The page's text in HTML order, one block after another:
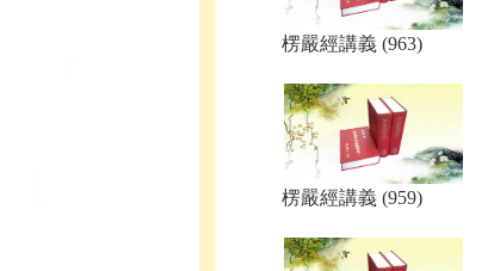
楞嚴經講義 (963)
楞嚴經講義 (959)